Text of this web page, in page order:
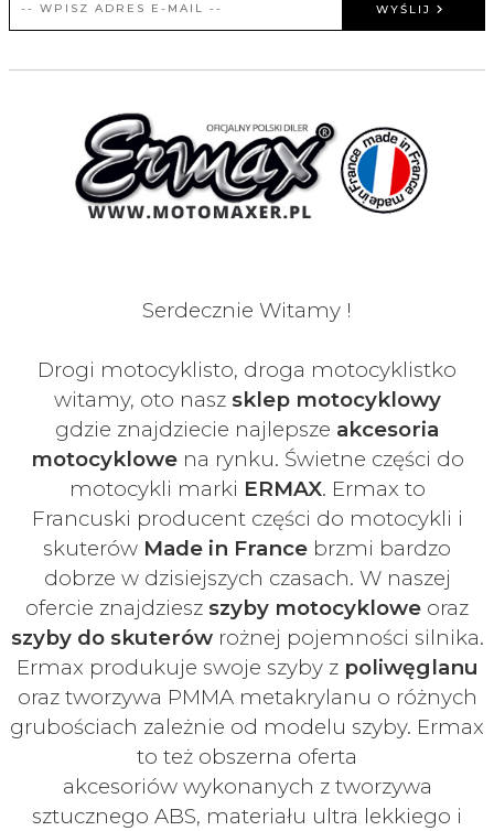
WYŚLIJ
Serdecznie Witamy !
Drogi motocyklisto, droga motocyklistko
witamy, oto nasz sklep motocyklowy
gdzie znajdziecie najlepsze akcesoria
motocyklowena rynku. Świetne części do
motocykli marki ERMAX. Ermax to
Francuski producent części do motocykli i
skuterów Made in France brzmi bardzo
dobrze w dzisiejszych czasach. W naszej
ofercie znajdziesz szyby motocyklowe oraz
szyby do skuterówrożnej pojemności silnika.
Ermax produkuje swoje szyby z poliwęglanu
oraz tworzywa PMMA metakrylanu o różnych
grubościach zależnie od modelu szyby. Ermax
to też obszerna oferta
akcesoriów wykonanych z tworzywa
sztucznego ABS, materiału ultra lekkiego i